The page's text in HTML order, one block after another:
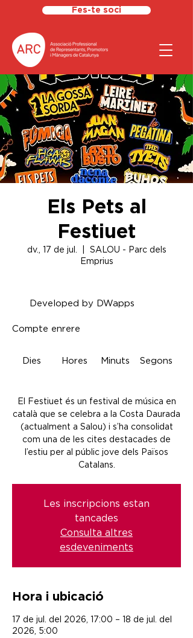
Fes-te soci
Els Pets al
Festiuet
dv., 17 de jul.
SALOU - Parc dels
Emprius
Segons
Minuts
Hores
Dies
Compte enrere
Developed by DWapps
El Festiuet és un festival de música en
català que se celebra a la Costa Daurada
(actualment a Salou) i s’ha consolidat
com una de les cites destacades de
l’estiu per al públic jove dels Països
Catalans.
Les inscripcions estan
tancades
Consulta altres
esdeveniments
Hora i ubicació
17 de jul. del 2026, 17:00 – 18 de jul. del
2026, 5:00